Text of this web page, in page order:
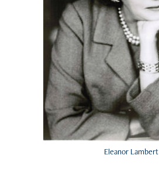
Eleanor Lambert